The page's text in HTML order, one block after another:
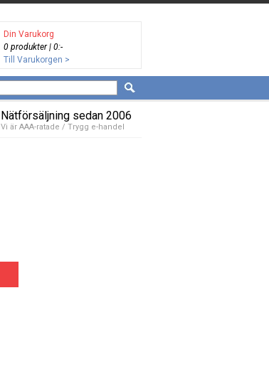
Din Varukorg
0 produkter | 0:-
Till Varukorgen >
Nätförsäljning sedan 2006
Vi är AAA-ratade / Trygg e-handel